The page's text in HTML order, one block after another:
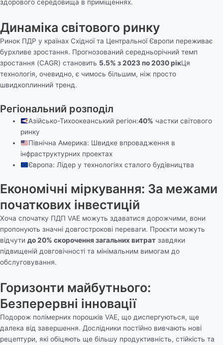
здорового середовища в приміщеннях.
Динаміка світового ринку
Ринок ПДР у країнах Східної та Центральної Європи переживає
бурхливе зростання. Прогнозований середньорічний темп
зростання (CAGR) становить 5.5% з 2023 по 2030 рікЦя
технологія, очевидно, є чимось більшим, ніж просто
швидкоплинний тренд.
Регіональний розподіл
Азійсько-Тихоокеанський регіон:40% частки світового
ринку
Північна Америка: Швидке впровадження в
інфраструктурних проектах
Європа: Лідер у технологіях сталого будівництва
Економічні міркування: За межами
початкових інвестицій
Хоча спочатку ПДП VAE можуть здаватися дорожчими, вони
пропонують значні довгострокові переваги. Проєкти можуть
відчути до 20% скорочення загальних витрат завдяки
підвищеній довговічності та мінімальним вимогам до
обслуговування.
Горизонти майбутнього:
Безперервні інновації
Подорож полімерних порошків VAE, що диспергуються, ще
далека від завершення. Дослідники постійно вивчають нові
рецептури, які обіцяють ще більшу продуктивність, стійкість та